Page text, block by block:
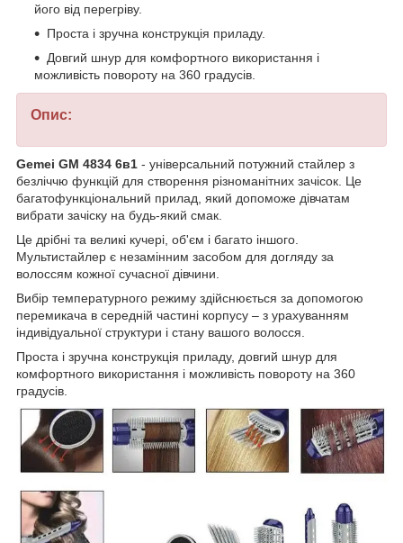
його від перегріву.
Проста і зручна конструкція приладу.
Довгий шнур для комфортного використання і
можливість повороту на 360 градусів.
Опис:
Gemei GM 4834 6в1 - універсальний потужний стайлер з
безліччю функцій для створення різноманітних зачісок. Це
багатофункціональний прилад, який допоможе дівчатам
вибрати зачіску на будь-який смак.
Це дрібні та великі кучері, об'єм і багато іншого.
Мультистайлер є незамінним засобом для догляду за
волоссям кожної сучасної дівчини.
Вибір температурного режиму здійснюється за допомогою
перемикача в середній частині корпусу – з урахуванням
індивідуальної структури і стану вашого волосся.
Проста і зручна конструкція приладу, довгий шнур для
комфортного використання і можливість повороту на 360
градусів.